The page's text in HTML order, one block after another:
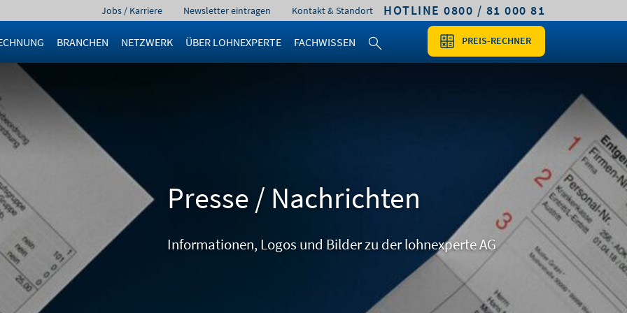
HOTLINE 0800 / 81 000 81
Navigation
Jobs / Karriere Newsletter eintragen Kontakt & Standort
BRANCHEN NETZWERK ÜBER LOHNEXPERTE FACHWISSEN PREIS-RECHNER
Presse / Nachrichten
Informationen, Logos und Bilder zu der lohnexperte AG